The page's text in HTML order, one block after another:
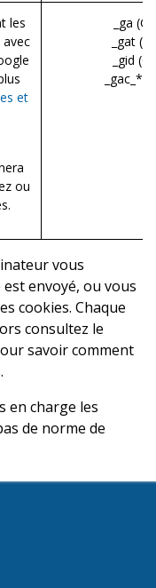
les
et
ou
_ga
_gat
_gid
_gac_*
vous
envoyé, ou vous
cookies. Chaque
consultez le
savoir comment
en charge les
de norme de